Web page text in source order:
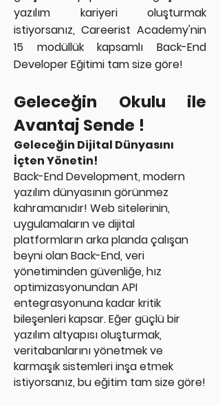
yazılım kariyeri oluşturmak
istiyorsanız, Careerist Academy'nin
15 modüllük kapsamlı Back-End
Developer Eğitimi tam size göre!
Geleceğin Okulu ile
Avantaj Sende !
Geleceğin Dijital Dünyasını
İçten Yönetin!
Back-End Development, modern
yazılım dünyasının görünmez
kahramanıdır! Web sitelerinin,
uygulamaların ve dijital
platformların arka planda çalışan
beyni olan Back-End, veri
yönetiminden güvenliğe, hız
optimizasyonundan API
entegrasyonuna kadar kritik
bileşenleri kapsar. Eğer güçlü bir
yazılım altyapısı oluşturmak,
veritabanlarını yönetmek ve
karmaşık sistemleri inşa etmek
istiyorsanız, bu eğitim tam size göre!